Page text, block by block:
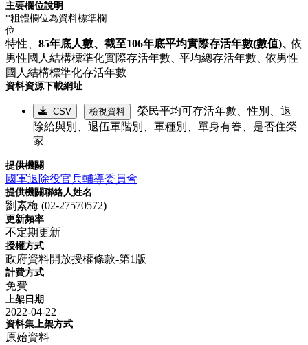
主要欄位說明
*粗體欄位為資料標準欄
位
特性、 85年底人數、 截至106年底平均實際存活年數(數值)、依
男性國人結構標準化實際存活年數、平均總存活年數、依男性
國人結構標準化存活年數
資料資源下載網址
CSV 檢視資料
榮民平均可存活年數、性別、退
除給與別、退伍軍階別、軍種別、單身有眷、是否住榮
家
提供機關
國軍退除役官兵輔導委員會
提供機關聯絡人姓名
劉素梅 (02-27570572)
更新頻率
不定期更新
授權方式
政府資料開放授權條款-第1版
計費方式
免費
上架日期
2022-04-22
資料集上架方式
原始資料